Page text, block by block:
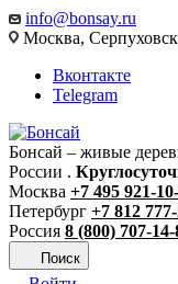
info@bonsay.ru
Москва,
Вконтакте
Telegram
Бонсай – живые
России .
Москва +7 495 921-
Петербург +7 812
Россия 8 (800) 707-14-
Поиск